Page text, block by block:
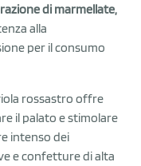
di marmellate,
alla
per il consumo
rossastro offre
il palato e stimolare
intenso dei
e confetture di alta